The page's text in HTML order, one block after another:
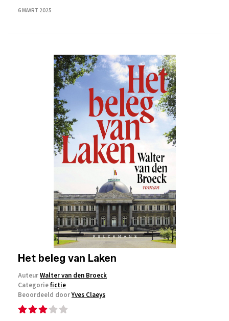
6 MAART 2025
Het beleg van Laken
AuteurWalter van den Broeck
Categoriefictie
Beoordeeld doorYves Claeys